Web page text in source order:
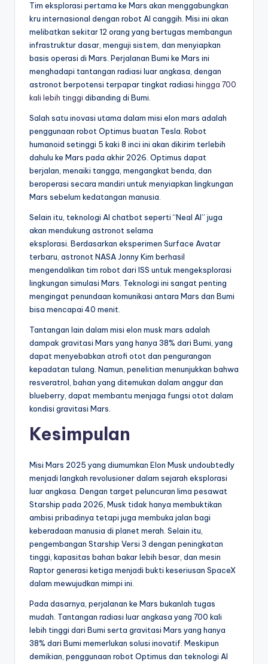
Tim eksplorasi pertama ke Mars akan menggabungkan
kru internasional dengan robot AI canggih. Misi ini akan
melibatkan sekitar 12 orang yang bertugas membangun
infrastruktur dasar, menguji sistem, dan menyiapkan
basis operasi di Mars. Perjalanan Bumi ke Mars ini
menghadapi tantangan radiasi luar angkasa, dengan
astronot berpotensi terpapar tingkat radiasi hingga 700
kali lebih tinggi dibanding di Bumi.
Salah satu inovasi utama dalam misi elon mars adalah
penggunaan robot Optimus buatan Tesla. Robot
humanoid setinggi 5 kaki 8 inci ini akan dikirim terlebih
dahulu ke Mars pada akhir 2026. Optimus dapat
berjalan, menaiki tangga, mengangkat benda, dan
beroperasi secara mandiri untuk menyiapkan lingkungan
Mars sebelum kedatangan manusia.
Selain itu, teknologi AI chatbot seperti “Neal AI” juga
akan mendukung astronot selama
eksplorasi. Berdasarkan eksperimen Surface Avatar
terbaru, astronot NASA Jonny Kim berhasil
mengendalikan tim robot dari ISS untuk mengeksplorasi
lingkungan simulasi Mars. Teknologi ini sangat penting
mengingat penundaan komunikasi antara Mars dan Bumi
bisa mencapai 40 menit.
Tantangan lain dalam misi elon musk mars adalah
dampak gravitasi Mars yang hanya 38% dari Bumi, yang
dapat menyebabkan atrofi otot dan pengurangan
kepadatan tulang. Namun, penelitian menunjukkan bahwa
resveratrol, bahan yang ditemukan dalam anggur dan
blueberry, dapat membantu menjaga fungsi otot dalam
kondisi gravitasi Mars.
Kesimpulan
Misi Mars 2025 yang diumumkan Elon Musk undoubtedly
menjadi langkah revolusioner dalam sejarah eksplorasi
luar angkasa. Dengan target peluncuran lima pesawat
Starship pada 2026, Musk tidak hanya membuktikan
ambisi pribadinya tetapi juga membuka jalan bagi
keberadaan manusia di planet merah. Selain itu,
pengembangan Starship Versi 3 dengan peningkatan
tinggi, kapasitas bahan bakar lebih besar, dan mesin
Raptor generasi ketiga menjadi bukti keseriusan SpaceX
dalam mewujudkan mimpi ini.
Pada dasarnya, perjalanan ke Mars bukanlah tugas
mudah. Tantangan radiasi luar angkasa yang 700 kali
lebih tinggi dari Bumi serta gravitasi Mars yang hanya
38% dari Bumi memerlukan solusi inovatif. Meskipun
demikian, penggunaan robot Optimus dan teknologi AI